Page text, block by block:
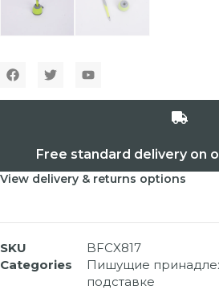
Free standard delivery on
View delivery & returns options
SKU
BFCX817
Categories
Пишущие
подставке